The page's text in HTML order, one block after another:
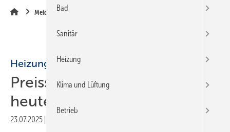
Meldungen
Heizungswende
Preisspiegel: So viel kostet
heute eine neue Heizung!
23.07.2025
Bad
Sanitär
Heizung
Klima und Lüftung
Betrieb